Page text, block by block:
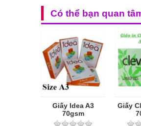
Có thể bạn quan
Giấy Idea A3
70gsm
Giấy